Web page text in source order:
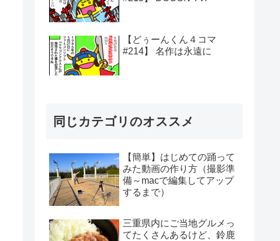
【どぅーんくん４コマ
#214】 名作は永遠に
同じカテゴリのオススメ
【簡単】はじめての踊って
みた動画の作り方（撮影準
備～macで編集してアップ
するまで）
三重県内にご当地グルメっ
てたくさんあるけど、鈴鹿